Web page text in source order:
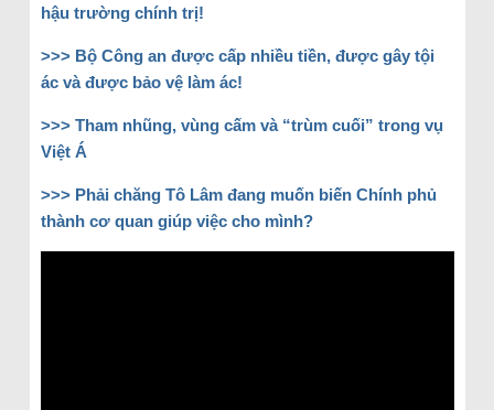
hậu trường chính trị!
>>> Bộ Công an được cấp nhiều tiền, được gây tội
ác và được bảo vệ làm ác!
>>> Tham nhũng, vùng cấm và “trùm cuối” trong vụ
Việt Á
>>> Phải chăng Tô Lâm đang muốn biến Chính phủ
thành cơ quan giúp việc cho mình?